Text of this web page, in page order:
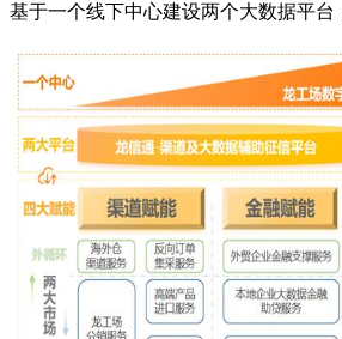
基于一个线下中心建设两个大数据平